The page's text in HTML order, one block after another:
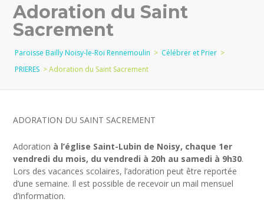
Adoration du Saint
Sacrement
Paroisse Bailly Noisy-le-Roi Rennemoulin > Célébrer et Prier >
PRIERES >Adoration du Saint Sacrement
ADORATION DU SAINT SACREMENT
Adoration à l’église Saint-Lubin de Noisy, chaque 1er
vendredi du mois, du vendredi à 20h au samedi à 9h30.
Lors des vacances scolaires, l’adoration peut être reportée
d’une semaine. Il est possible de recevoir un mail mensuel
d’information.